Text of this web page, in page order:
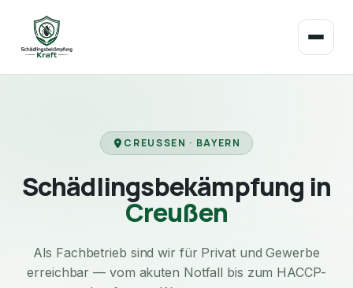
CREUSSEN · BAYERN
Schädlingsbekämpfung in
Creußen
Als Fachbetrieb sind wir für Privat und Gewerbe
erreichbar — vom akuten Notfall bis zum HACCP-